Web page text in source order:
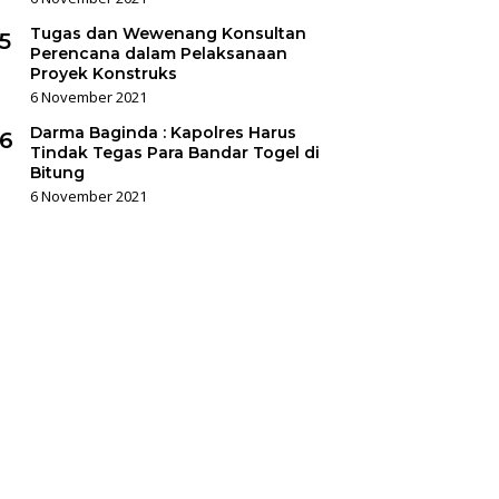
Tugas dan Wewenang Konsultan
Perencana dalam Pelaksanaan
Proyek Konstruks
6 November 2021
Darma Baginda : Kapolres Harus
Tindak Tegas Para Bandar Togel di
Bitung
6 November 2021